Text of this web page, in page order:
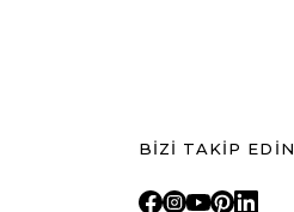
BİZİ TAKİP EDİN